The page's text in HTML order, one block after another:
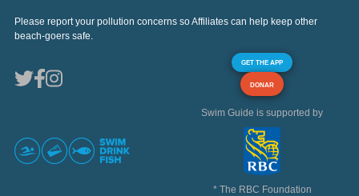
Please report your pollution concerns so Affiliates can help keep other
beach-goers safe.
GET THE APP
DONAR
Swim Guide is supported by
* The RBC Foundation